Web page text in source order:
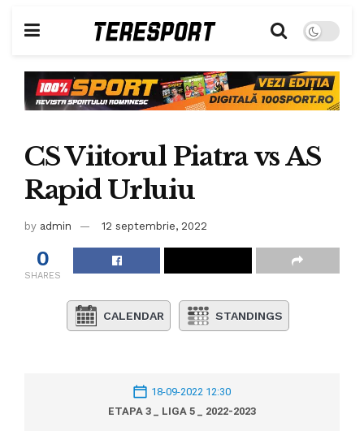
CS Viitorul Piatra vs AS
Rapid Urluiu
by admin 12 septembrie, 2022
0
SHARES
CALENDAR STANDINGS
18-09-2022 12:30
ETAPA 3 _ LIGA 5 _ 2022-2023